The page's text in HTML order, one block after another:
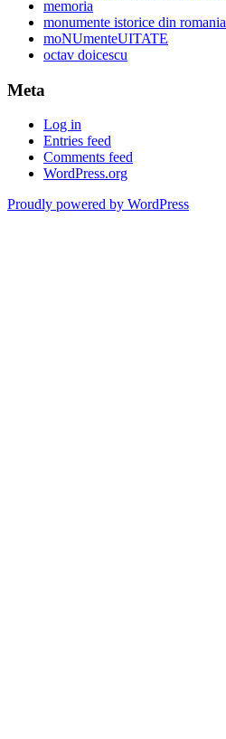
memoria
monumente istorice din romania
moNUmenteUITATE
octav doicescu
Meta
Log in
Entries feed
Comments feed
WordPress.org
Proudly powered by WordPress